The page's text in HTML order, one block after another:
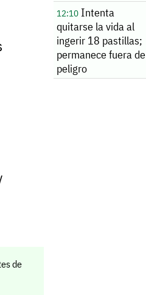
de
12:10 Intenta
quitarse la vida al
ingerir 18 pastillas;
permanece fuera de
peligro